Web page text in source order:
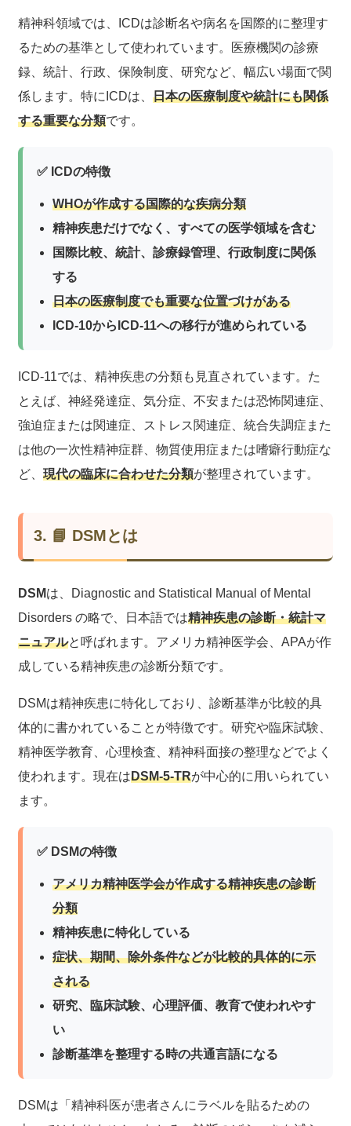
精神科領域では、ICDは診断名や病名を国際的に整理す
るための基準として使われています。医療機関の診療
録、統計、行政、保険制度、研究など、幅広い場面で関
係します。特にICDは、日本の医療制度や統計にも関係
する重要な分類です。
✅ ICDの特徴
WHOが作成する国際的な疾病分類
精神疾患だけでなく、すべての医学領域を含む
国際比較、統計、診療録管理、行政制度に関係
する
日本の医療制度でも重要な位置づけがある
ICD-10からICD-11への移行が進められている
ICD-11では、精神疾患の分類も見直されています。た
とえば、神経発達症、気分症、不安または恐怖関連症、
強迫症または関連症、ストレス関連症、統合失調症また
は他の一次性精神症群、物質使用症または嗜癖行動症な
ど、現代の臨床に合わせた分類が整理されています。
3. 📘 DSMとは
DSMは、Diagnostic and Statistical Manual of Mental
Disorders の略で、日本語では精神疾患の診断・統計マ
ニュアルと呼ばれます。アメリカ精神医学会、APAが作
成している精神疾患の診断分類です。
DSMは精神疾患に特化しており、診断基準が比較的具
体的に書かれていることが特徴です。研究や臨床試験、
精神医学教育、心理検査、精神科面接の整理などでよく
使われます。現在はDSM-5-TRが中心的に用いられてい
ます。
✅ DSMの特徴
アメリカ精神医学会が作成する精神疾患の診断
分類
精神疾患に特化している
症状、期間、除外条件などが比較的具体的に示
される
研究、臨床試験、心理評価、教育で使われやす
い
診断基準を整理する時の共通言語になる
DSMは「精神科医が患者さんにラベルを貼るための